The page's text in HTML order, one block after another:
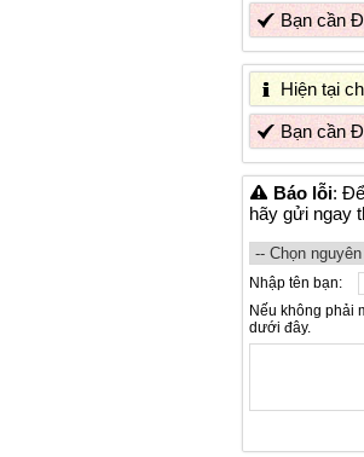
Bạn cần
Hiện tại
Bạn cần
Báo lỗi:
hãy gửi ngay
Nhập tên bạn:
Nếu không phải
dưới đây.